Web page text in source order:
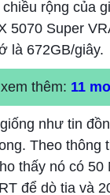
rộng của
5070 Super
là 672GB/giây.
thêm: 11
như tin
Theo thông
thấy nó có
để dò tia và